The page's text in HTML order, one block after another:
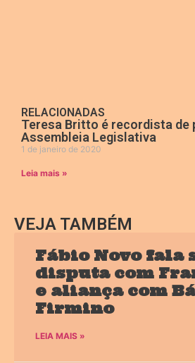
RELACIONADAS
Teresa Britto é recordista de
Assembleia Legislativa
1 de janeiro de 2020
Leia mais »
VEJA TAMBÉM
Fábio Novo fala
disputa com
e aliança com
Firmino
LEIA MAIS »